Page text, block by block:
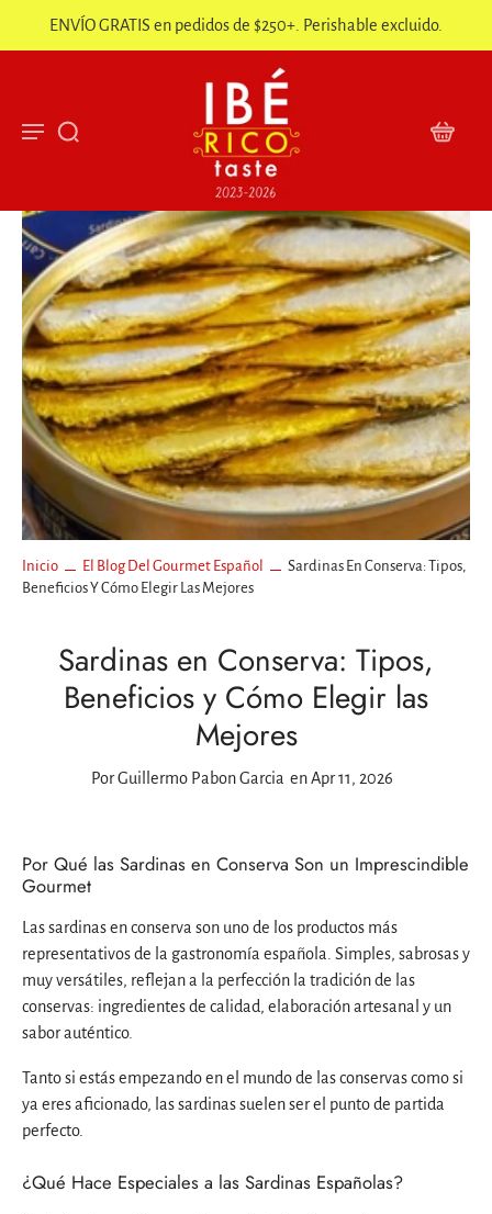
ENVÍO GRATIS en pedidos de $250+. Perishable excluido.
Inicio El Blog Del Gourmet Español
Sardinas En Conserva: Tipos,
Beneficios Y Cómo Elegir Las Mejores
Sardinas en Conserva: Tipos,
Beneficios y Cómo Elegir las
Mejores
PorGuillermo Pabon Garcia en Apr 11, 2026
Por Qué las Sardinas en Conserva Son un Imprescindible
Gourmet
Las sardinas en conserva son uno de los productos más
representativos de la gastronomía española. Simples, sabrosas y
muy versátiles, reflejan a la perfección la tradición de las
conservas: ingredientes de calidad, elaboración artesanal y un
sabor auténtico.
Tanto si estás empezando en el mundo de las conservas como si
ya eres aficionado, las sardinas suelen ser el punto de partida
perfecto.
¿Qué Hace Especiales a las Sardinas Españolas?